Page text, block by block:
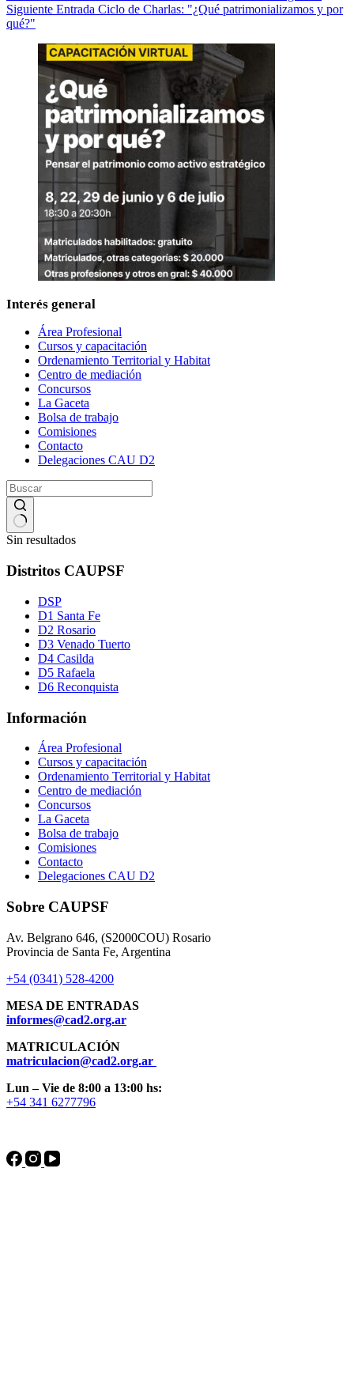
Siguiente Entrada Ciclo de Charlas: "¿Qué patrimonializamos y por
qué?"
Interés general
Área Profesional
Cursos y capacitación
Ordenamiento Territorial y Habitat
Centro de mediación
Concursos
La Gaceta
Bolsa de trabajo
Comisiones
Contacto
Delegaciones CAU D2
Sin resultados
Distritos CAUPSF
DSP
D1 Santa Fe
D2 Rosario
D3 Venado Tuerto
D4 Casilda
D5 Rafaela
D6 Reconquista
Información
Área Profesional
Cursos y capacitación
Ordenamiento Territorial y Habitat
Centro de mediación
Concursos
La Gaceta
Bolsa de trabajo
Comisiones
Contacto
Delegaciones CAU D2
Sobre CAUPSF
Av. Belgrano 646, (S2000COU) Rosario
Provincia de Santa Fe, Argentina
+54 (0341) 528-4200
MESA DE ENTRADAS
informes@cad2.org.ar
MATRICULACIÓN
matriculacion@cad2.org.ar
Lun – Vie de 8:00 a 13:00 hs:
+54 341 6277796